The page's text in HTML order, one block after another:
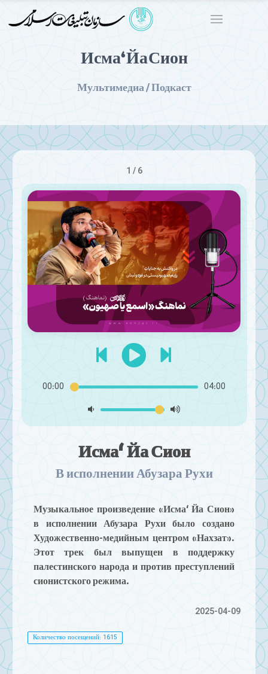
Исма‘ Йа Сион
Мультимедиа / Подкаст
1 / 6
00:00 04:00
Исма‘ Йа Сион
В исполнении Абузара Рухи
Музыкальное произведение «Исма‘ Йа Сион»
в исполнении Абузара Рухи было создано
Художественно-медийным центром «Нахзат».
Этот трек был выпущен в поддержку
палестинского народа и против преступлений
сионистского режима.
2025-04-09
Количество посещений: 1615